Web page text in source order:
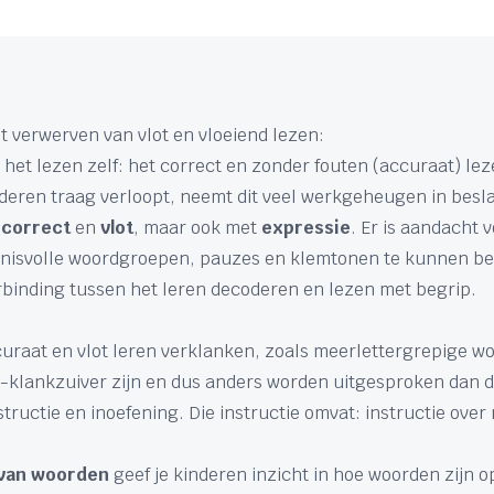
van vlot en vloeiend lezen:
lezen zelf: het correct en zonder fouten (accuraat)
traag verloopt, neemt dit veel werkgeheugen in
correcten vlot, maar ook met expressie. Er is aandacht
woordgroepen, pauzes en klemtonen te kunnen
tussen het leren decoderen en lezen met begrip.
en vlot leren verklanken, zoals meerlettergrepige
klankzuiver zijn en dus anders worden uitgesproken
en inoefening. Die instructie omvat: instructie
woorden geef je kinderen inzicht in hoe woorden zijn